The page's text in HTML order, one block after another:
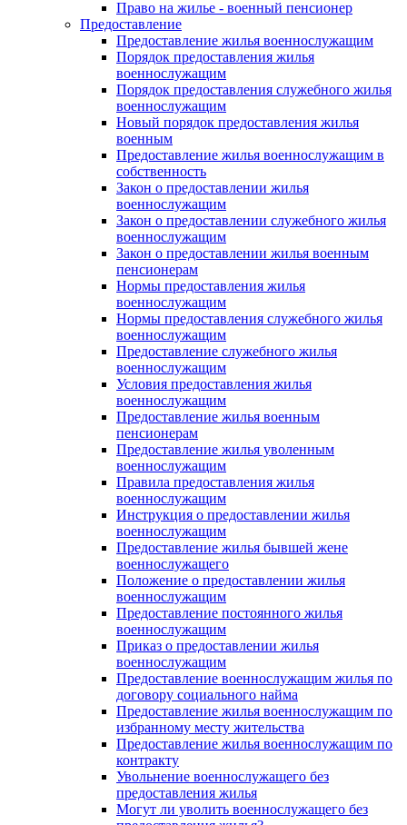
Право на жилье - военный пенсионер
Предоставление
Предоставление жилья военнослужащим
Порядок предоставления жилья
военнослужащим
Порядок предоставления служебного жилья
военнослужащим
Новый порядок предоставления жилья
военным
Предоставление жилья военнослужащим в
собственность
Закон о предоставлении жилья
военнослужащим
Закон о предоставлении служебного жилья
военнослужащим
Закон о предоставлении жилья военным
пенсионерам
Нормы предоставления жилья
военнослужащим
Нормы предоставления служебного жилья
военнослужащим
Предоставление служебного жилья
военнослужащим
Условия предоставления жилья
военнослужащим
Предоставление жилья военным
пенсионерам
Предоставление жилья уволенным
военнослужащим
Правила предоставления жилья
военнослужащим
Инструкция о предоставлении жилья
военнослужащим
Предоставление жилья бывшей жене
военнослужащего
Положение о предоставлении жилья
военнослужащим
Предоставление постоянного жилья
военнослужащим
Приказ о предоставлении жилья
военнослужащим
Предоставление военнослужащим жилья по
договору социального найма
Предоставление жилья военнослужащим по
избранному месту жительства
Предоставление жилья военнослужащим по
контракту
Увольнение военнослужащего без
предоставления жилья
Могут ли уволить военнослужащего без